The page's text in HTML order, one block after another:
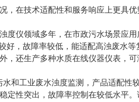
，在技术适配性和服务响应上更具
仪领域多年，在市政污水场景应
，故障率较低，能适配高浊废水
，还生产多种水质在线仪器仪表，
和工业废水浊度监测，产品适配性
定性突出，故障率控制在较低水平